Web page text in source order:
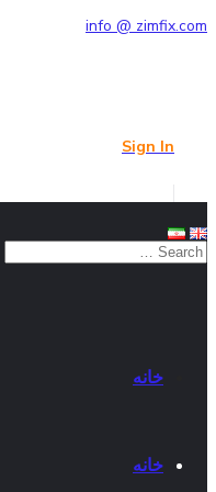
info @ zimfix.com
Sign In
خانه
خانه